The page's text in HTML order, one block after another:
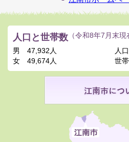
人口と世帯数 （令和8年7月末現
男
47,932人
女
49,674人
人口
世